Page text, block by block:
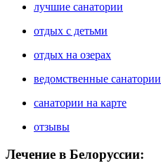
лучшие санатории
отдых с детьми
отдых на озерах
ведомственные санатории
санатории на карте
отзывы
Лечение в Белоруссии: